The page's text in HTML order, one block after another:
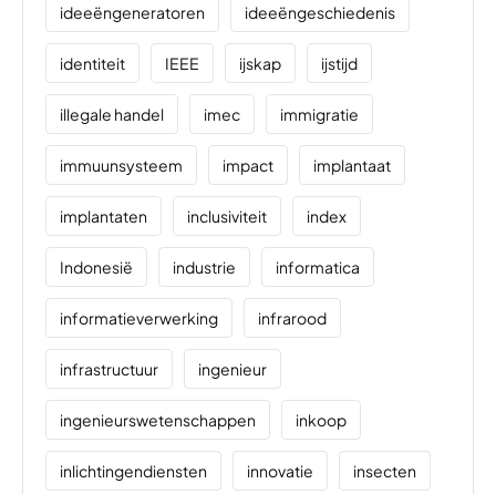
ideeëngeneratoren ideeëngeschiedenis
identiteit IEEE ijskap ijstijd
illegale handel imec immigratie
immuunsysteem impact implantaat
implantaten inclusiviteit index
Indonesië industrie informatica
informatieverwerking infrarood
infrastructuur ingenieur
ingenieurswetenschappen inkoop
inlichtingendiensten innovatie insecten